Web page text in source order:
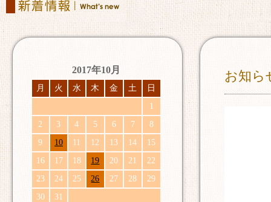
お知ら
2017年10月
月 火 水 木 金 土 日
1
2
3 4 5 6 7
8
9
10 11 12 13 14
15
16
17 18 19 20 21
22
23
24 25 26 27 28
29
30
31